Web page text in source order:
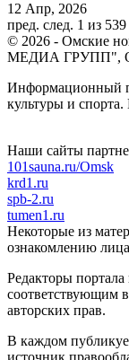
12 Апр, 2026
пред. след. 1 из 539
© 2026 - Омские
МЕДИА ГРУПП",
Информационный
культуры и
Наши сайты
101sauna.ru/Omsk
krd1.ru
spb-2.ru
tumen1.ru
Некоторые из
ознакомлению
Редакторы
соответствующим
авторских прав.
В каждом
источник